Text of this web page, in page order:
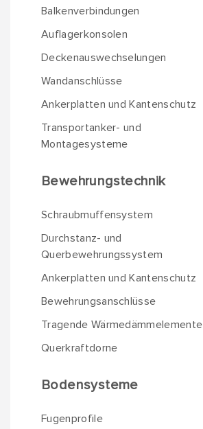
Balkenverbindungen
Auflagerkonsolen
Deckenauswechselungen
Wandanschlüsse
Ankerplatten und Kantenschutz
Transportanker- und
Montagesysteme
Bewehrungstechnik
Schraubmuffensystem
Durchstanz- und
Querbewehrungssystem
Ankerplatten und Kantenschutz
Bewehrungsanschlüsse
Tragende Wärmedämmelemente
Querkraftdorne
Bodensysteme
Fugenprofile